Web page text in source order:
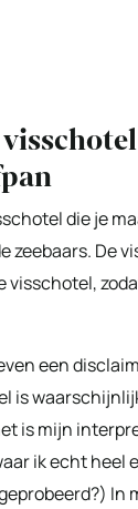
die je
zeebaars. De
visschotel,
een
is
is mijn
ik echt heel
In